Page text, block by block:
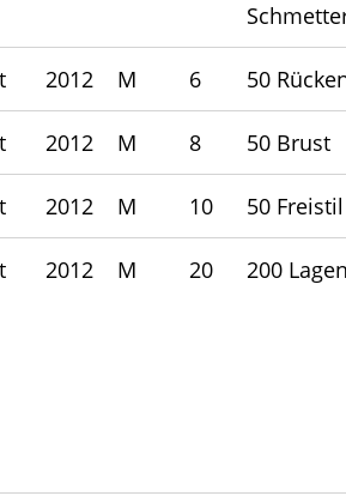
2012 M 6 50
2012 M 8 50 Brust
2012 M 10 50 Freistil
2012 M 20 200